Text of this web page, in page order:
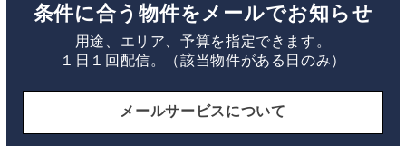
条件に合う物件をメールでお知らせ
用途、エリア、予算を指定できます。
１日１回配信。（該当物件がある日のみ）
メールサービスについて